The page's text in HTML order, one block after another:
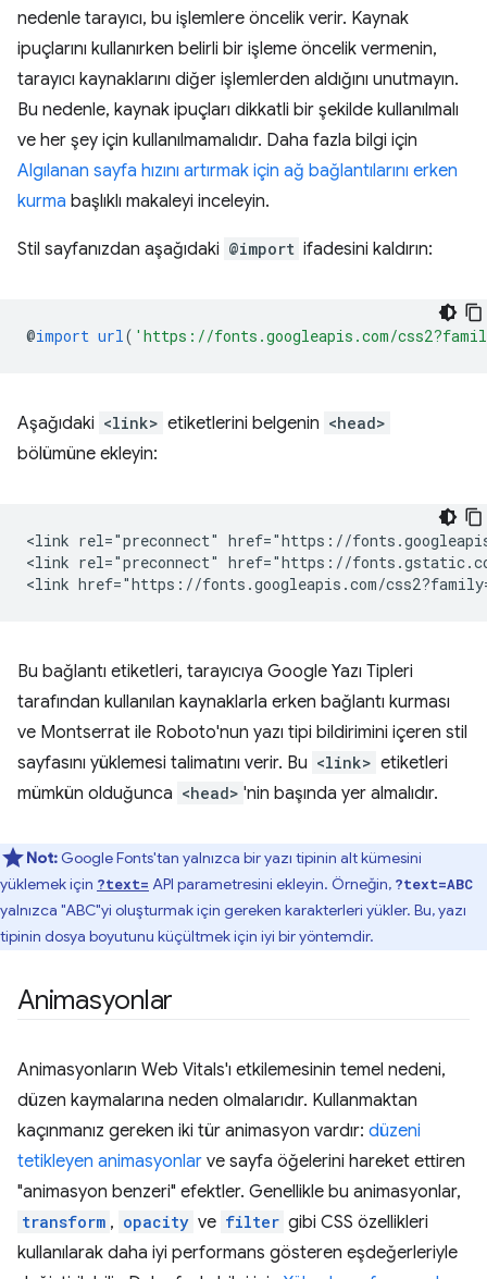
nedenle tarayıcı, bu işlemlere öncelik verir. Kaynak
ipuçlarını kullanırken belirli bir işleme öncelik vermenin,
tarayıcı kaynaklarını diğer işlemlerden aldığını unutmayın.
Bu nedenle, kaynak ipuçları dikkatli bir şekilde kullanılmalı
ve her şey için kullanılmamalıdır. Daha fazla bilgi için
Algılanan sayfa hızını artırmak için ağ bağlantılarını erken
kurma başlıklı makaleyi inceleyin.
Stil sayfanızdan aşağıdaki @import ifadesini kaldırın:
@import url ( 'https://fonts.googleapis.com/
Aşağıdaki <link> etiketlerini belgenin <head>
bölümüne ekleyin:
<link rel="preconnect" href="https://
<link rel="preconnect" href="https://
Bu bağlantı etiketleri, tarayıcıya Google Yazı Tipleri
tarafından kullanılan kaynaklarla erken bağlantı kurması
ve Montserrat ile Roboto'nun yazı tipi bildirimini içeren stil
sayfasını yüklemesi talimatını verir. Bu <link> etiketleri
mümkün olduğunca <head> 'nin başında yer almalıdır.
Not: Google Fonts'tan yalnızca bir yazı tipinin alt kümesini
yüklemek için ?text= API parametresini ekleyin. Örneğin, ?text=ABC
yalnızca "ABC"yi oluşturmak için gereken karakterleri yükler. Bu, yazı
tipinin dosya boyutunu küçültmek için iyi bir yöntemdir.
Animasyonlar
Animasyonların Web Vitals'ı etkilemesinin temel nedeni,
düzen kaymalarına neden olmalarıdır. Kullanmaktan
kaçınmanız gereken iki tür animasyon vardır: düzeni
tetikleyen animasyonlar ve sayfa öğelerini hareket ettiren
"animasyon benzeri" efektler. Genellikle bu animasyonlar,
transform , opacity ve filter gibi CSS özellikleri
kullanılarak daha iyi performans gösteren eşdeğerleriyle